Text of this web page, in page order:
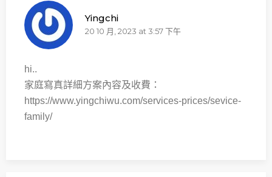
Yingchi
20 10 月, 2023 at 3:57 下午
hi..
家庭寫真詳細方案內容及收費：
https://www.yingchiwu.com/services-prices/sevice-
family/